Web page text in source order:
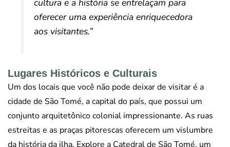
cultura e a história se entrelaçam para
oferecer uma experiência enriquecedora
aos visitantes.”
Lugares Históricos e Culturais
Um dos locais que você não pode deixar de visitar é a
cidade de São Tomé, a capital do país, que possui um
conjunto arquitetônico colonial impressionante. As ruas
estreitas e as praças pitorescas oferecem um vislumbre
da história da ilha. Explore a Catedral de São Tomé, um